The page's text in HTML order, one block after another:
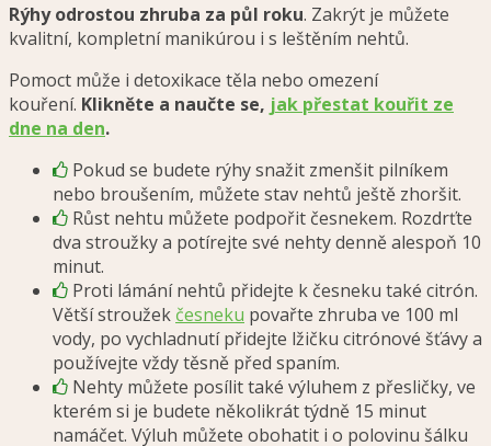
Rýhy odrostou zhruba za půl roku. Zakrýt je můžete
kvalitní, kompletní manikúrou i s leštěním nehtů.
Pomoct může i detoxikace těla nebo omezení
kouření. Klikněte a naučte se, jak přestat kouřit ze
dne na den.
Pokud se budete rýhy snažit zmenšit pilníkem
nebo broušením, můžete stav nehtů ještě zhoršit.
Růst nehtu můžete podpořit česnekem. Rozdrťte
dva stroužky a potírejte své nehty denně alespoň 10
minut.
Proti lámání nehtů přidejte k česneku také citrón.
Větší stroužek česneku povařte zhruba ve 100 ml
vody, po vychladnutí přidejte lžičku citrónové šťávy a
používejte vždy těsně před spaním.
Nehty můžete posílit také výluhem z přesličky, ve
kterém si je budete několikrát týdně 15 minut
namáčet. Výluh můžete obohatit i o polovinu šálku